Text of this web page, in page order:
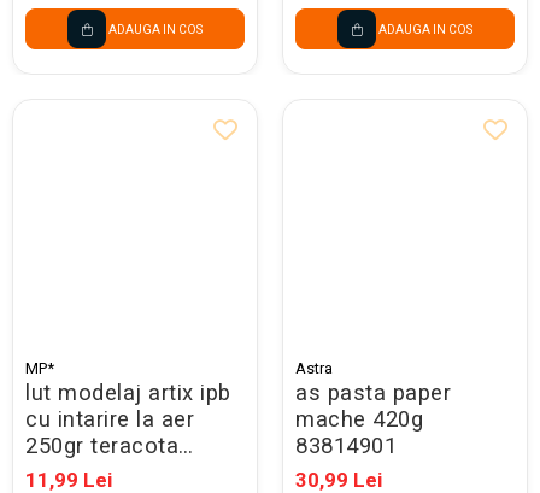
ADAUGA IN COS ADAUGA IN COS
MP*
lut modelaj artix ipb
cu intarire la aer
250gr teracota
py035-2
11,99 Lei
Astra
as pasta paper
mache 420g
83814901
30,99 Lei